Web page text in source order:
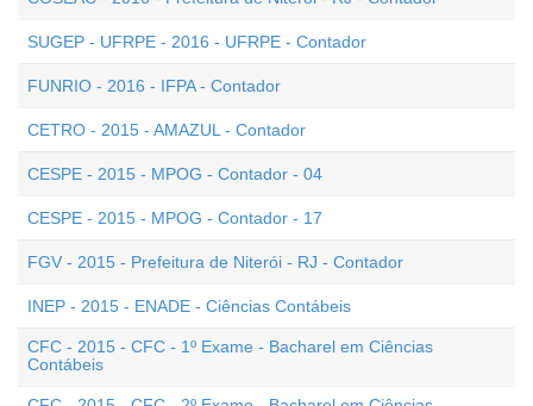
SUGEP - UFRPE - 2016 - UFRPE - Contador
FUNRIO - 2016 - IFPA - Contador
CETRO - 2015 - AMAZUL - Contador
CESPE - 2015 - MPOG - Contador - 04
CESPE - 2015 - MPOG - Contador - 17
FGV - 2015 - Prefeitura de Niterói - RJ - Contador
INEP - 2015 - ENADE - Ciências Contábeis
CFC - 2015 - CFC - 1º Exame - Bacharel em Ciências
Contábeis